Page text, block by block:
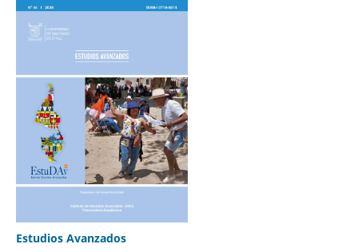
Estudios Avanzados